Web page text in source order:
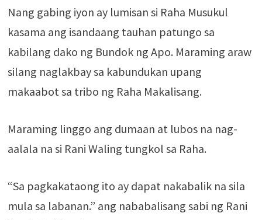
Nang gabing iyon ay lumisan si Raha Musukul
kasama ang isandaang tauhan patungo sa
kabilang dako ng Bundok ng Apo. Maraming araw
silang naglakbay sa kabundukan upang
makaabot sa tribo ng Raha Makalisang.
Maraming linggo ang dumaan at lubos na nag-
aalala na si Rani Waling tungkol sa Raha.
“Sa pagkakataong ito ay dapat nakabalik na sila
mula sa labanan.” ang nababalisang sabi ng Rani